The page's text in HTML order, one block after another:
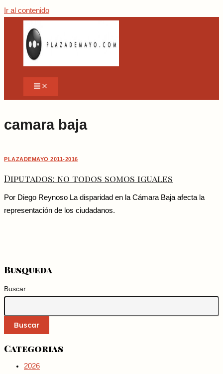
Ir al contenido
camara baja
PLAZADEMAYO 2011-2016
Diputados: no todos somos iguales
Por Diego Reynoso La disparidad en la Cámara Baja afecta la
representación de los ciudadanos.
Busqueda
Buscar
Buscar
Categorias
2026